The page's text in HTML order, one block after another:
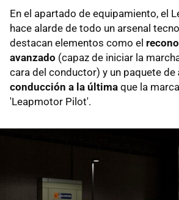
En el apartado de equipamiento, el
hace alarde de todo un arsenal
destacan elementos como el
avanzado (capaz de iniciar la
cara del conductor) y un paquete de
conducción a la última que la
'Leapmotor Pilot'.